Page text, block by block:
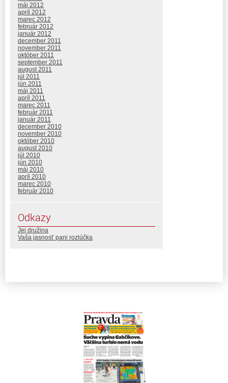
máj 2012
apríl 2012
marec 2012
február 2012
január 2012
december 2011
november 2011
október 2011
september 2011
august 2011
júl 2011
jún 2011
máj 2011
apríl 2011
marec 2011
február 2011
január 2011
december 2010
november 2010
október 2010
august 2010
júl 2010
jún 2010
máj 2010
apríl 2010
marec 2010
február 2010
Odkazy
Jej družina
Vaša jasnosť pani rozlúčka